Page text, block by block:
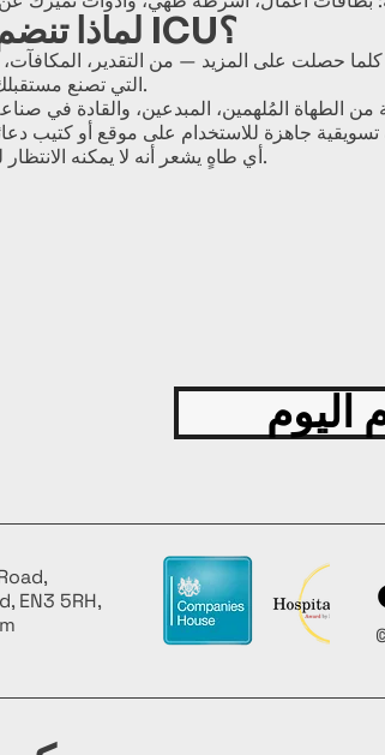
لماذا تنضم إلى ICU؟
حصلت على المزيد — من التقدير،
التي تصنع مستقبلك المهني.
جاهزة للاستخدام على موقع أو كتيب
أي طاهٍ يشعر أنه لا يمكنه الانتظار للانضمام.
اليوم
EN3 5RH,